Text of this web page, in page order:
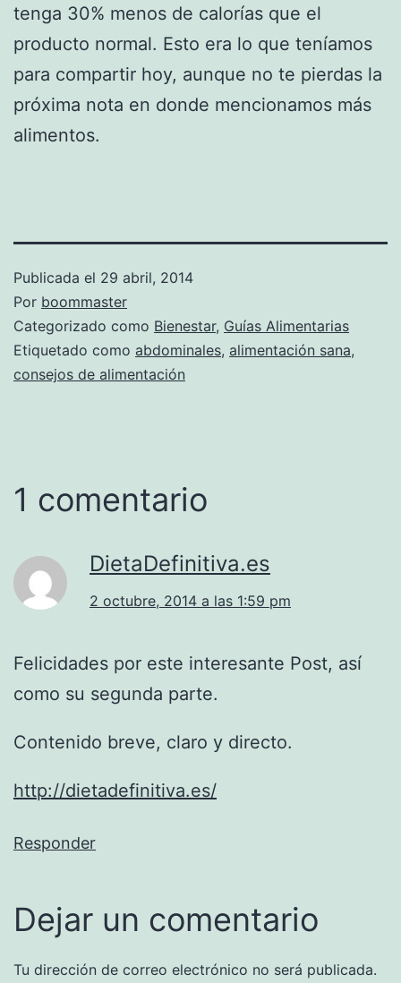
tenga 30% menos de calorías que el
producto normal. Esto era lo que teníamos
para compartir hoy, aunque no te pierdas la
próxima nota en donde mencionamos más
alimentos.
Publicada el 29 abril, 2014
Por boommaster
Categorizado como Bienestar, Guías Alimentarias
Etiquetado como abdominales, alimentación sana,
consejos de alimentación
1 comentario
DietaDefinitiva.es
2 octubre, 2014 a las 1:59 pm
Felicidades por este interesante Post, así
como su segunda parte.
Contenido breve, claro y directo.
http://dietadefinitiva.es/
Responder
Dejar un comentario
Tu dirección de correo electrónico no será publicada.